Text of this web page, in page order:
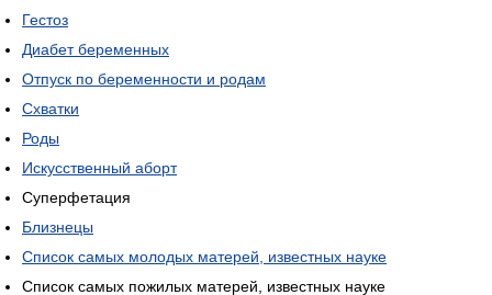
Гестоз
Диабет беременных
Отпуск по беременности и родам
Схватки
Роды
Искусственный аборт
Суперфетация
Близнецы
Список самых молодых матерей, известных науке
Список самых пожилых матерей, известных науке